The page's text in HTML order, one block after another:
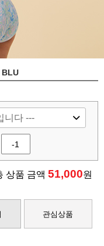
BLU
-1
상품 금액 51,000원
관심상품